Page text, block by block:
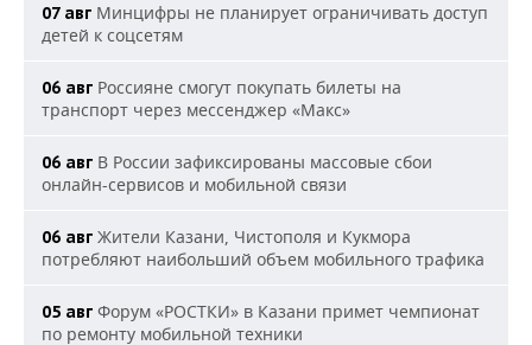
07 авг Минцифры не планирует ограничивать доступ
детей к соцсетям
06 авг Россияне смогут покупать билеты на
транспорт через мессенджер «Макс»
06 авг В России зафиксированы массовые сбои
онлайн-сервисов и мобильной связи
06 авг Жители Казани, Чистополя и Кукмора
потребляют наибольший объем мобильного трафика
05 авг Форум «РОСТКИ» в Казани примет чемпионат
по ремонту мобильной техники